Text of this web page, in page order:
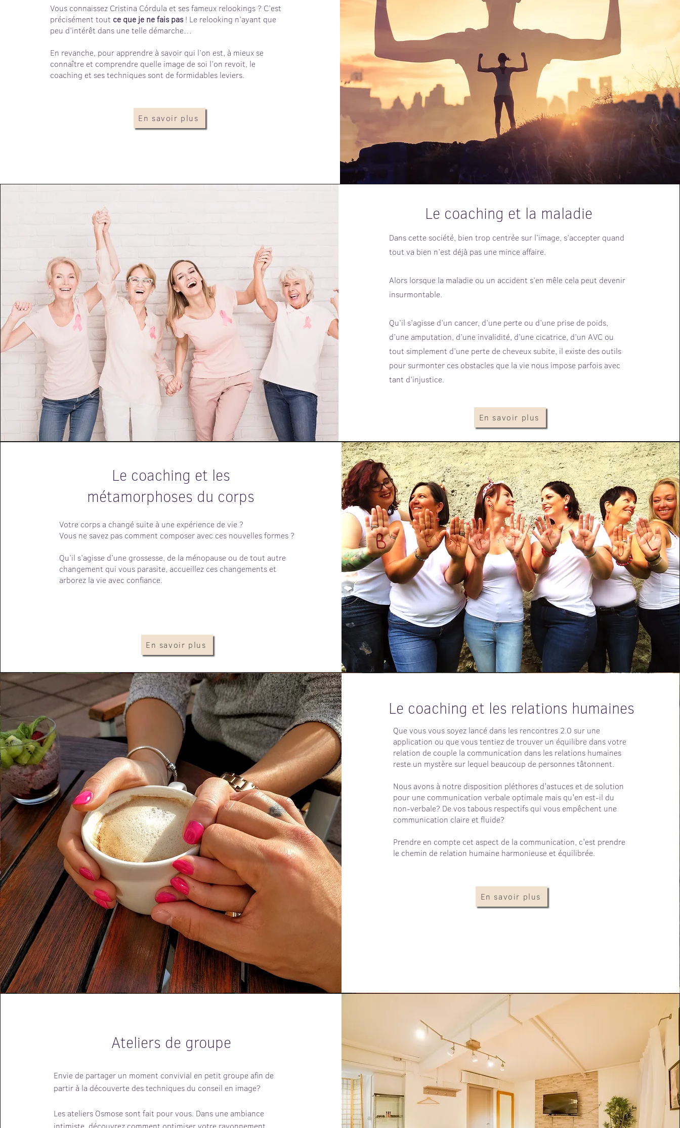
Vous connaissez Cristina Córdula et ses fameux relookings ? C’est
précisément tout ce que je ne fais pas ! Le relooking n’ayant que
peu d’intérêt dans une telle démarche…
En revanche, pour apprendre à savoir qui l’on est, à mieux se
connaître et comprendre quelle image de soi l’on revoit, le
coaching et ses techniques sont de formidables leviers.
En savoir plus
Le coaching et la maladie
Dans cette société, bien trop centrée sur l’image, s’accepter quand
tout va bien n’est déjà pas une mince affaire.
Alors lorsque la maladie ou un accident s’en mêle cela peut devenir
insurmontable.
Qu’il s’agisse d’un cancer, d’une perte ou d’une prise de poids,
d’une amputation, d’une invalidité, d’une cicatrice, d’un AVC ou
tout simplement d’une perte de cheveux subite, il existe des outils
pour surmonter ces obstacles que la vie nous impose parfois avec
tant d’injustice.
En savoir plus
Le coaching et les
métamorphoses du corps
Votre corps a changé suite à une expérience de vie ?
Vous ne savez pas comment composer avec ces nouvelles formes ?
Qu’il s’agisse d’une grossesse, de la ménopause ou de tout autre
changement qui vous parasite, accueillez ces changements et
arborez la vie avec confiance.
En savoir plus
Le coaching et les relations humaines
Que vous vous soyez lancé dans les rencontres 2.0 sur une
application ou que vous tentiez de trouver un équilibre dans votre
relation de couple la communication dans les relations humaines
reste un mystère sur lequel beaucoup de personnes tâtonnent.
Nous avons à notre disposition pléthores d'astuces et de solution
pour une communication verbale optimale mais qu'en est-il du
non-verbale? De vos tabous respectifs qui vous empêchent une
communication claire et fluide?
Prendre en compte cet aspect de la communication, c'est prendre
le chemin de relation humaine harmonieuse et équilibrée.
En savoir plus
Ateliers de groupe
Envie de partager un moment convivial en petit groupe afin de
partir à la découverte des techniques du conseil en image?
Les ateliers Osmose sont fait pour vous. Dans une ambiance